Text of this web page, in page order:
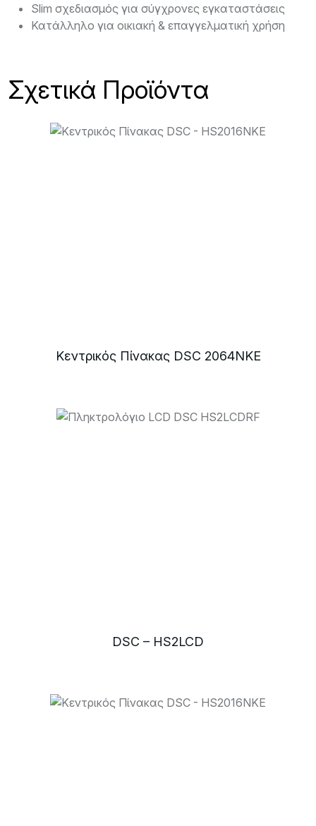
Slim σχεδιασμός για σύγχρονες εγκαταστάσεις
Κατάλληλο για οικιακή & επαγγελματική χρήση
Σχετικά Προϊόντα
Κεντρικός Πίνακας DSC 2064NKE
DSC – HS2LCD